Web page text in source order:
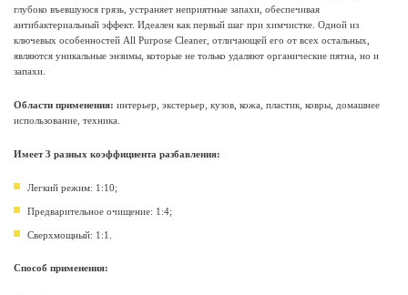
глубоко въевшуюся грязь, устраняет неприятные запахи, обеспечивая
антибактериальный эффект. Идеален как первый шаг при химчистке. Одной из
ключевых особенностей All Purpose Cleaner, отличающей его от всех остальных,
являются уникальные энзимы, которые не только удаляют органические пятна, но и
запахи.
Области применения: интерьер, экстерьер, кузов, кожа, пластик, ковры, домашнее
использование, техника.
Имеет 3 разных коэффициента разбавления:
Легкий режим: 1:10;
Предварительное очищение: 1:4;
Сверхмощный: 1:1.
Способ применения: